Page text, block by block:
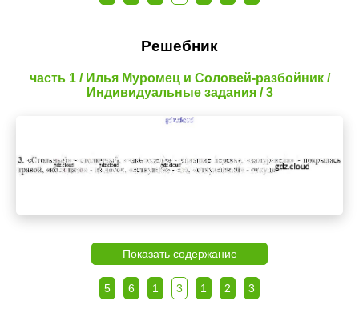
Решебник
часть 1 / Илья Муромец и Соловей-разбойник /
Индивидуальные задания / 3
Показать содержание
5 6 1 3 1 2 3